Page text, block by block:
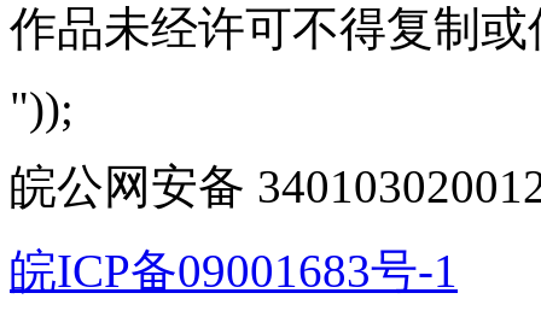
作品未经许可不得复制或
"));
皖公网安备
皖ICP备09001683号-1